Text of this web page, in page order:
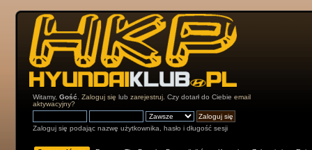
Witamy,Gość .Zaloguj się lubzarejestruj . Czy dotarł do Ciebieemail
aktywacyjny?
Zaloguj się podając nazwę użytkownika, hasło i długość sesji